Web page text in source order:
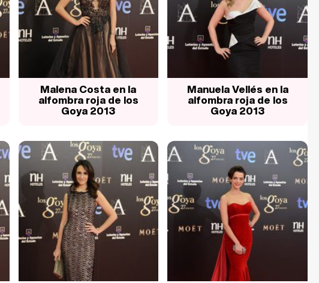
Malena Costa en la
alfombra roja de los
Goya 2013
Manuela Vellés en la
alfombra roja de los
Goya 2013